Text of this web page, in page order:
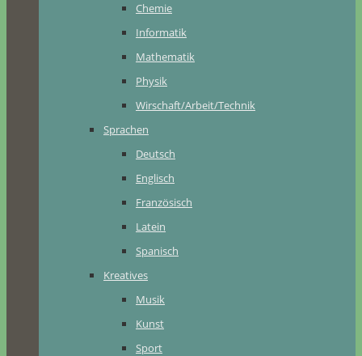
Chemie
Informatik
Mathematik
Physik
Wirschaft/Arbeit/Technik
Sprachen
Deutsch
Englisch
Französisch
Latein
Spanisch
Kreatives
Musik
Kunst
Sport